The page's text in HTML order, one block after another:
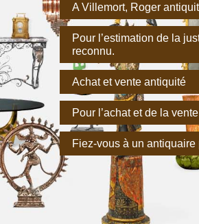
A Villemort, Roger
Pour l’estimation de la
reconnu.
Achat et vente antiquité
Pour l’achat et de la
Fiez-vous à un